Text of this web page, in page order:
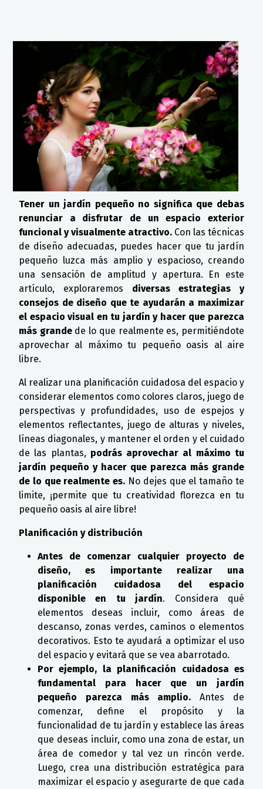
Tener un jardín pequeño no significa que debas
renunciar a disfrutar de un espacio exterior
funcional y visualmente atractivo. Con las técnicas
de diseño adecuadas, puedes hacer que tu jardín
pequeño luzca más amplio y espacioso, creando
una sensación de amplitud y apertura. En este
artículo, exploraremos diversas estrategias y
consejos de diseño que te ayudarán a maximizar
el espacio visual en tu jardín y hacer que parezca
más grandede lo que realmente es, permitiéndote
aprovechar al máximo tu pequeño oasis al aire
libre.
Al realizar una planificación cuidadosa del espacio y
considerar elementos como colores claros, juego de
perspectivas y profundidades, uso de espejos y
elementos reflectantes, juego de alturas y niveles,
líneas diagonales, y mantener el orden y el cuidado
de las plantas, podrás aprovechar al máximo tu
jardín pequeño y hacer que parezca más grande
de lo que realmente es. No dejes que el tamaño te
limite, ¡permite que tu creatividad florezca en tu
pequeño oasis al aire libre!
Planificación y distribución
Antes de comenzar cualquier proyecto de
diseño, es importante realizar una
planificación cuidadosa del espacio
disponible en tu jardín. Considera qué
elementos deseas incluir, como áreas de
descanso, zonas verdes, caminos o elementos
decorativos. Esto te ayudará a optimizar el uso
del espacio y evitará que se vea abarrotado.
Por ejemplo, la planificación cuidadosa es
fundamental para hacer que un jardín
pequeño parezca más amplio. Antes de
comenzar, define el propósito y la
funcionalidad de tu jardín y establece las áreas
que deseas incluir, como una zona de estar, un
área de comedor y tal vez un rincón verde.
Luego, crea una distribución estratégica para
maximizar el espacio y asegurarte de que cada